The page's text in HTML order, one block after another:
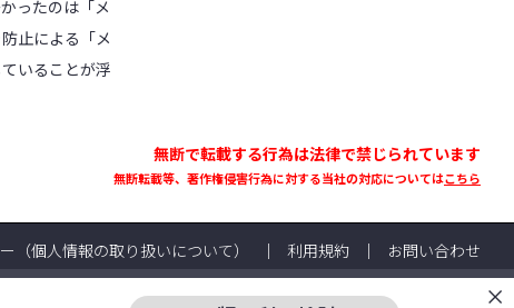
ったのは「メ
止による「メ
いることが浮
無断で転載する行為は法律で禁じられています
無断転載等、著作権侵害行為に対する当社の対応についてはこちら
（個人情報の取り扱いについて） 利用規約 お問い合わせ